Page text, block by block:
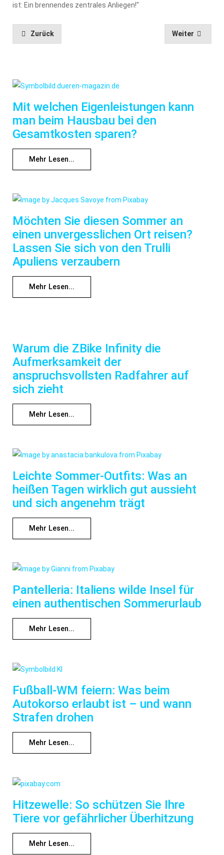
ist: Ein brennendes zentrales Anliegen!"
Zurück Weiter
Mit welchen Eigenleistungen kann
man beim Hausbau bei den
Gesamtkosten sparen?
Mehr Lesen...
Möchten Sie diesen Sommer an
einen unvergesslichen Ort reisen?
Lassen Sie sich von den Trulli
Apuliens verzaubern
Mehr Lesen...
Warum die ZBike Infinity die
Aufmerksamkeit der
anspruchsvollsten Radfahrer auf
sich zieht
Mehr Lesen...
Leichte Sommer-Outfits: Was an
heißen Tagen wirklich gut aussieht
und sich angenehm trägt
Mehr Lesen...
Pantelleria: Italiens wilde Insel für
einen authentischen Sommerurlaub
Mehr Lesen...
Fußball-WM feiern: Was beim
Autokorso erlaubt ist – und wann
Strafen drohen
Mehr Lesen...
Hitzewelle: So schützen Sie Ihre
Tiere vor gefährlicher Überhitzung
Mehr Lesen...